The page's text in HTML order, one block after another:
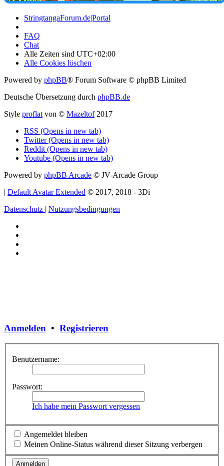
StringtangaForum.de|Portal
FAQ
Chat
Alle Zeiten sind UTC+02:00
Alle Cookies löschen
Powered by phpBB® Forum Software © phpBB Limited
Deutsche Übersetzung durch phpBB.de
Style proflat von © Mazeltof2017
RSS (Opens in new tab)
Twitter (Opens in new tab)
Reddit (Opens in new tab)
Youtube (Opens in new tab)
Powered by phpBB Arcade © JV-Arcade Group
| Default Avatar Extended © 2017, 2018 - 3Di
Datenschutz | Nutzungsbedingungen
Anmelden • Registrieren
Benutzername:
Passwort:
Ich habe mein Passwort vergessen
Angemeldet bleiben
Meinen Online-Status während dieser Sitzung verbergen